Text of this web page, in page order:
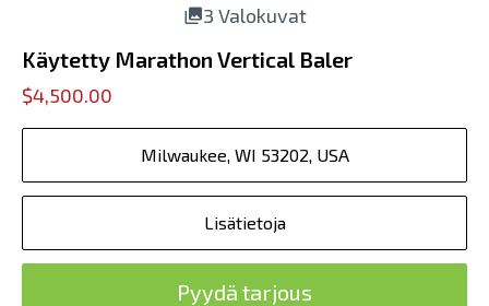
3 Valokuvat
Käytetty Marathon Vertical Baler
$4,500.00
Milwaukee, WI 53202, USA
Lisätietoja
Pyydä tarjous